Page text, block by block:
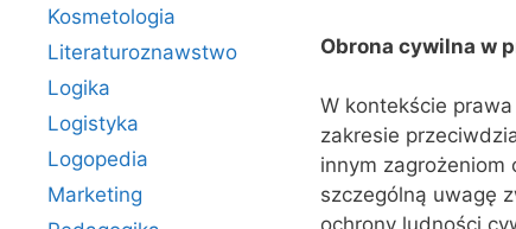
Obrona cywilna w
W kontekście
zakresie
innym
szczególną uwagę
ochrony ludności
Kosmetologia
Literaturoznawstwo
Logika
Logistyka
Logopedia
Marketing